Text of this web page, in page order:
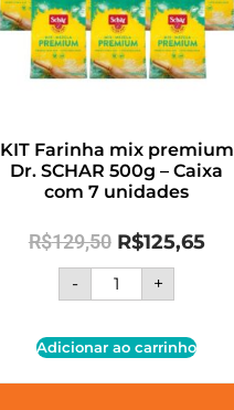
KIT Farinha mix premium
Dr. SCHAR 500g – Caixa
com 7 unidades
R$129,50 R$125,65
- +
Adicionar ao carrinho